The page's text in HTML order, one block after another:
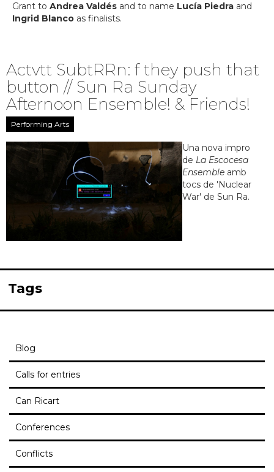
Grant to Andrea Valdés and to name Lucía Piedra and
Ingrid Blanco as finalists.
Actvtt SubtRRn: f they push that
button // Sun Ra Sunday
Afternoon Ensemble! & Friends!
Performing Arts
Una nova impro
de La Escocesa
Ensemble amb
tocs de 'Nuclear
War' de Sun Ra.
Tags
Blog
Calls for entries
Can Ricart
Conferences
Conflicts